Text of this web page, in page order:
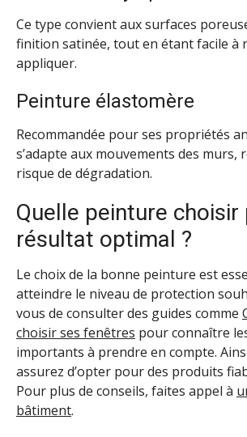
Ce type convient aux surfaces
finition satinée, tout en étant facile à
appliquer.
Peinture élastomère
Recommandée pour ses propriétés
s’adapte aux mouvements des murs,
risque de dégradation.
Quelle peinture choisir
résultat optimal ?
Le choix de la bonne peinture est
atteindre le niveau de protection
vous de consulter des guides comme
choisir ses fenêtres pour connaître
importants à prendre en compte.
assurez d’opter pour des produits
Pour plus de conseils, faites appel à
bâtiment.